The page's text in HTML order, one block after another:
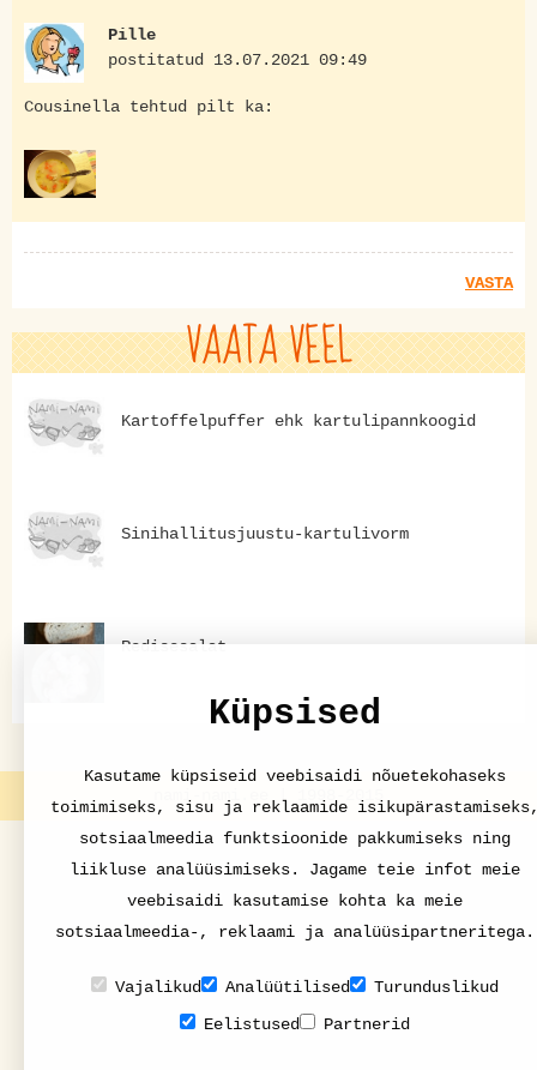
Pille
postitatud 13.07.2021 09:49
Cousinella tehtud pilt ka:
VASTA
VAATA VEEL
Kartoffelpuffer ehk kartulipannkoogid
Sinihallitusjuustu-kartulivorm
Redisesalat
nami-nami.ee | 1998-2015
Küpsised
Kasutame küpsiseid veebisaidi nõuetekohaseks
toimimiseks, sisu ja reklaamide
sotsiaalmeedia funktsioonide pakkumiseks ning
liikluse analüüsimiseks. Jagame teie infot meie
veebisaidi kasutamise kohta ka meie
sotsiaalmeedia-, reklaami ja analüüsipartneritega.
Vajalikud Analüütilised
Turunduslikud
Eelistused
Partnerid